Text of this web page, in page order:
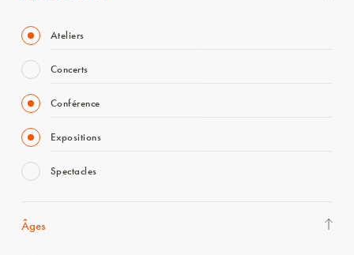
Ateliers
Concerts
Conférence
Expositions
Spectacles
Âges